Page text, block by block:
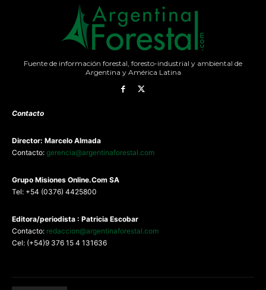
Fuente de información forestal, foresto-industrial y ambiental de
Argentina y América Latina
Contacto
Director: Marcelo Almada
Contacto: gerencia@argentinaforestal.com
Grupo Misiones Online.Com SA
Tel: +54 (0376) 4425800
Editora/periodista : Patricia Escobar
Contacto: redaccion@argentinaforestal.com
Cel: (+54)9 376 15 4 131636